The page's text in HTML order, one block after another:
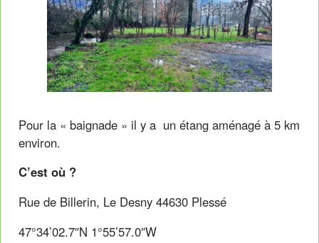
Pour la « baignade » il y a un étang aménagé à 5 km
environ.
C’est où ?
Rue de Billerin, Le Desny 44630 Plessé
47°34’02.7″N 1°55’57.0″W